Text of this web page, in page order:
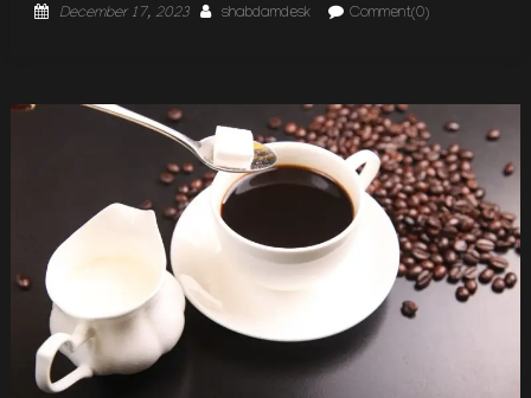
Posted
December 17, 2023 Author
shabdamdesk Comment(0)